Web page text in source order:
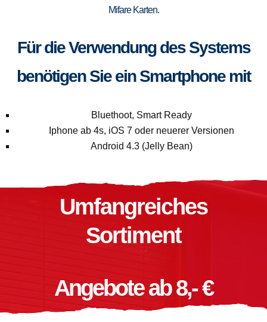
Mifare Karten.
Für die Verwendung des Systems
benötigen Sie ein Smartphone mit
Bluethoot, Smart Ready
Iphone ab 4s, iOS 7 oder neuerer Versionen
Android 4.3 (Jelly Bean)
Umfangreiches
Sortiment
Angebote ab 8,- €